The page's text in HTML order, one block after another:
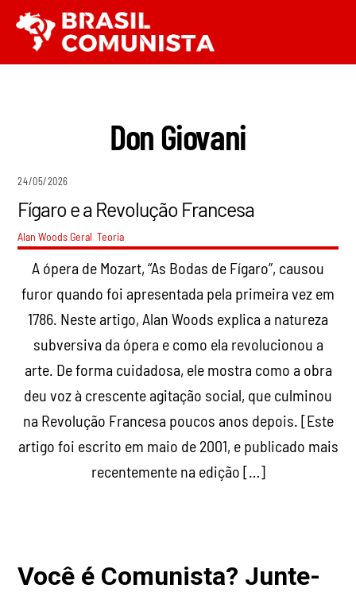
para
o
Don Giovani
24/05/2026
Fígaro e a Revolução Francesa
Alan Woods Geral ,Teoria
A ópera de Mozart, “As Bodas de Fígaro”, causou
furor quando foi apresentada pela primeira vez em
1786. Neste artigo, Alan Woods explica a natureza
subversiva da ópera e como ela revolucionou a
arte. De forma cuidadosa, ele mostra como a obra
deu voz à crescente agitação social, que culminou
na Revolução Francesa poucos anos depois. [Este
artigo foi escrito em maio de 2001, e publicado mais
recentemente na edição […]